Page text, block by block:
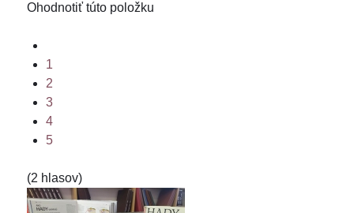
Ohodnotiť túto položku
1
2
3
4
5
(2 hlasov)